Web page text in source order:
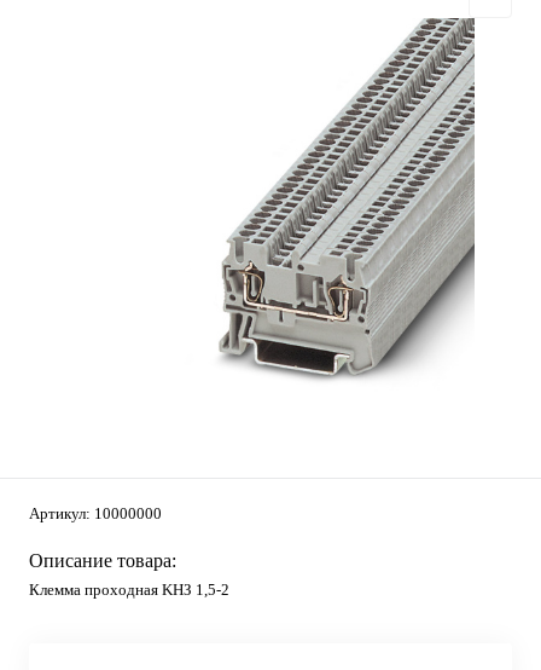
Артикул: 10000000
Описание товара:
Клемма проходная KHЗ 1,5-2